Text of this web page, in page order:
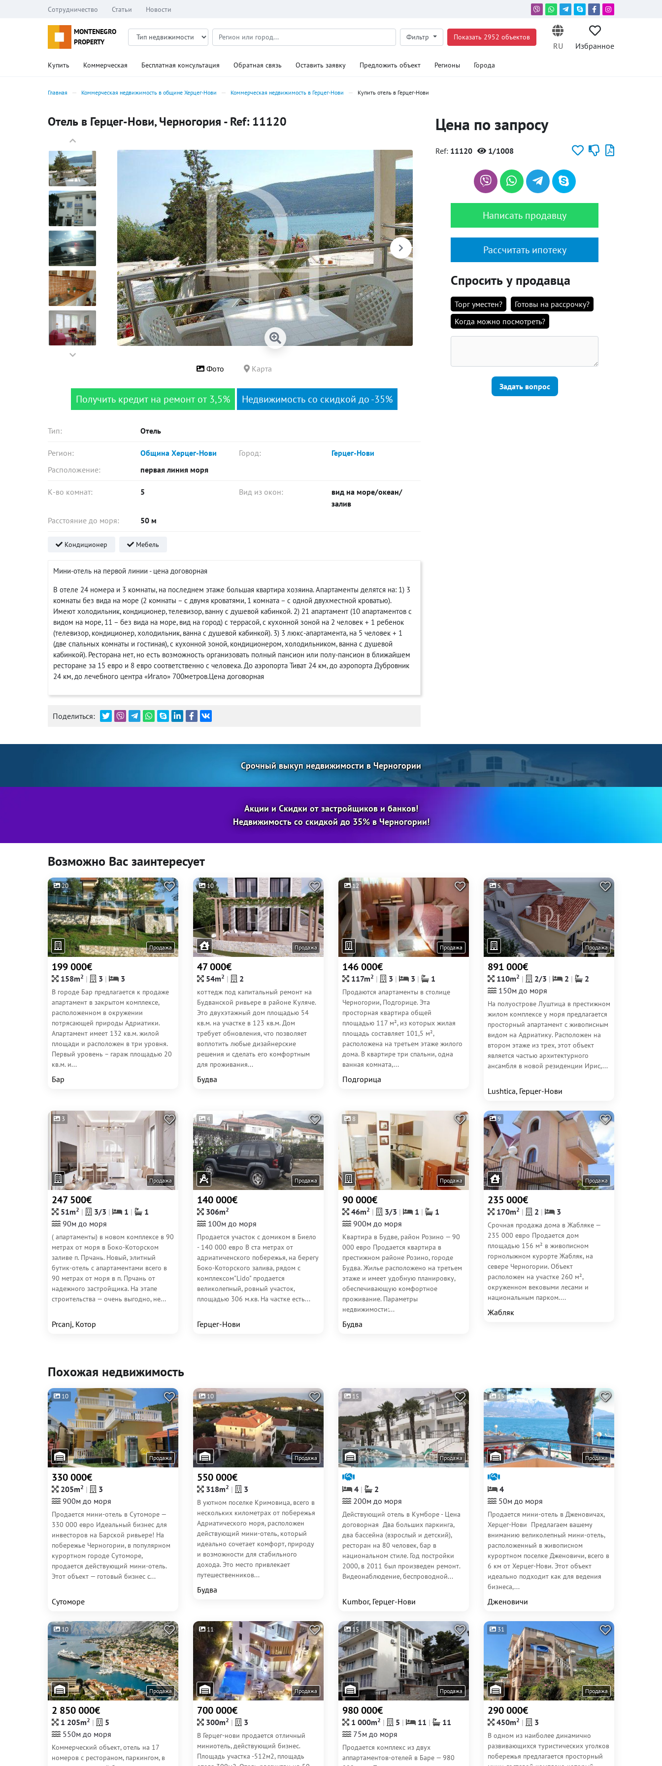
Сотрудничество Статьи Новости
MONTENEGRO
PROPERTY
Фильтр Показать 2952 объектов
RU Избранное
Купить Коммерческая Бесплатная консультация Обратная связь Оставить заявку Предложить объект Регионы Города
Главная Коммерческая недвижимость в общине Херцег-Нови Коммерческая недвижимость в Герцег-Нови Купить отель в Герцег-Нови
Отель в Герцег-Нови, Черногория - Ref: 11120
Фото Карта
Получить кредит на ремонт от 3,5% Недвижимость со скидкой до -35%
Тип: Отель
Регион: Община Херцег-Нови Город:
Герцег-Нови
Расположение:
первая линия моря
К-во комнат: 5 Вид из окон:
вид на море/океан/
залив
Расстояние до моря:
50 м
Кондиционер Мебель
Мини-отель на первой линии - цена договорная
В отеле 24 номера и 3 комнаты, на последнем этаже большая квартира хозяина. Апартаменты делятся на: 1) 3
комнаты без вида на море (2 комнаты – с двумя кроватями, 1 комната – с одной двухместной кроватью).
Имеют холодильник, кондиционер, телевизор, ванну с душевой кабинкой. 2) 21 апартамент (10 апартаментов с
видом на море, 11 – без вида на море, вид на город) с террасой, с кухонной зоной на 2 человек + 1 ребенок
(телевизор, кондиционер, холодильник, ванна с душевой кабинкой). 3) 3 люкс-апартамента, на 5 человек + 1
(две спальных комнаты и гостиная), с кухонной зоной, кондиционером, холодильником, ванна с душевой
кабинкой). Ресторана нет, но есть возможность организовать полный пансион или полу-пансион в ближайшем
ресторане за 15 евро и 8 евро соответственно с человека. До аэропорта Тиват 24 км, до аэропорта Дубровник
24 км, до лечебного центра «Игало» 700метров.Цена договорная
Поделиться:
Цена по запросу
Ref: 11120 1/1008
Написать продавцу
Рассчитать ипотеку
Спросить у продавца
Торг уместен?
Готовы на рассрочку?
Когда можно посмотреть?
Задать вопрос
Срочный выкуп недвижимости в Черногории
Акции и Скидки от застройщиков и банков!
Недвижимость со скидкой до 35% в Черногории!
Возможно Вас заинтересует
20
Продажа
199 000€
158m2 3 3
В городе Бар предлагается к продаже
апартамент в закрытом комплексе,
расположенном в окружении
потрясающей природы Адриатики.
Апартамент имеет 132 кв.м. жилой
площади и расположен в три уровня.
Первый уровень – гараж площадью 20
кв.м. и...
Бар
10
Продажа
47 000€
54m2 2
коттедж под капитальный ремонт на
Будванской ривьере в районе Куляче.
Это двухэтажный дом площадью 54
кв.м. на участке в 123 кв.м. Дом
требует обновления, что позволяет
воплотить любые дизайнерские
решения и сделать его комфортным
для проживания...
Будва
12
Продажа
146 000€
117m2 3 3 1
Продаются апартаменты в столице
Черногории, Подгорице. Эта
просторная квартира общей
площадью 117 м², из которых жилая
площадь составляет 101,5 м²,
расположена на третьем этаже жилого
дома. В квартире три спальни, одна
ванная комната,...
Подгорица
5
Продажа
891 000€
110m2 2/3 2
2
150м до моря
На полуострове Луштица в престижном
жилом комплексе у моря предлагается
просторный апартамент с живописным
видом на Адриатику. Расположен на
втором этаже из трех, этот объект
является частью архитектурного
ансамбля в новой резиденции Ирис,...
Lushtica, Герцег-Нови
3
Продажа
247 500€
51m2 3/3 1
1
90м до моря
( апартаменты) в новом комплексе в 90
метрах от моря в Боко-Которском
заливе п. Прчань. Новый, элитный
бутик-отель с апартаментами всего в
90 метрах от моря в п. Прчань от
надежного застройщика. На этапе
строительства — очень выгодно, не...
Prcanj, Котор
4
Продажа
140 000€
306m2
100м до моря
Продается участок с домиком в Биело
- 140 000 евро В ста метрах от
адриатиченского побережья, на берегу
Боко-Которского залива, рядом с
комплексом"Lido" продается
великолепный, ровный участок,
площадью 306 м.кв. На частке есть...
Герцег-Нови
8
Продажа
90 000€
46m2 3/3 1
1
900м до моря
Квартира в Будве, район Розино — 90
000 евро Продается квартира в
престижном районе Розино, городе
Будва. Жилье расположено на третьем
этаже и имеет удобную планировку,
обеспечивающую комфортное
проживание. Параметры
недвижимости:...
Будва
9
Продажа
235 000€
170m2 2 3
Срочная продажа дома в Жабляке —
235 000 евро Продается дом
площадью 156 м² в живописном
горнолыжном курорте Жабляк, на
севере Черногории. Объект
расположен на участке 260 м²,
окруженном вековыми лесами и
национальным парком....
Жабляк
Похожая недвижимость
10
Продажа
330 000€
205m2
3
900м до моря
Продается мини-отель в Сутоморе —
330 000 евро Идеальный бизнес для
инвесторов на Барской ривьере! На
побережье Черногории, в популярном
курортном городе Сутоморе,
продается действующий мини-отель.
Этот объект — готовый бизнес с...
Сутоморе
10
Продажа
550 000€
318m2 3
В уютном поселке Кримовица, всего в
нескольких километрах от побережья
Адриатического моря, расположен
действующий мини-отель, который
идеально сочетает комфорт, природу
и возможности для стабильного
дохода. Это место привлекает
путешественников...
Будва
15
Продажа
4
2
200м до моря
Действующий отель в Кумборе - Цена
договорная Два больших паркинга,
два бассейна (взрослый и детский),
ресторан на 80 человек, бар в
национальном стиле. Год постройки
2000, в 2011 был произведен ремонт.
Видеонаблюдение, беспроводной...
Kumbor, Герцег-Нови
15
Продажа
4
50м до моря
Продается мини-отель в Дженовичах,
Херцег-Нови Предлагаем вашему
вниманию великолепный мини-отель,
расположенный в живописном
курортном поселке Дженовичи, всего в
6 км от Херцег-Нови. Этот объект
идеально подходит как для ведения
бизнеса,...
Дженовичи
10
Продажа
2 850 000€
1 205m2
5
550м до моря
Коммерческий объект, отель на 17
номеров с рестораном, паркингом, в
11
Продажа
700 000€
300m2 3
В Герцег-нови продается отличный
миниотель, действующий бизнес.
Площадь участка -512м2, площадь
15
Продажа
980 000€
1 000m2 5 11
11
75м до моря
Продается комплекс из двух
аппартаментов-отелей в Баре — 980
31
Продажа
290 000€
450m2 3
В одном из наиболее динамично
развивающихся туристических уголков
побережья предлагается просторный